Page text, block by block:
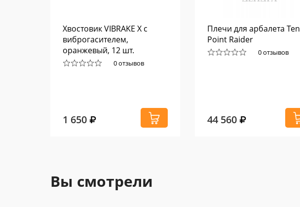
Хвостовик VIBRAKE X с
виброгасителем,
оранжевый, 12 шт.
0 отзывов
1 650
Плечи для арбалета Ten
Point Raider
0 отзывов
44 560
Вы смотрели